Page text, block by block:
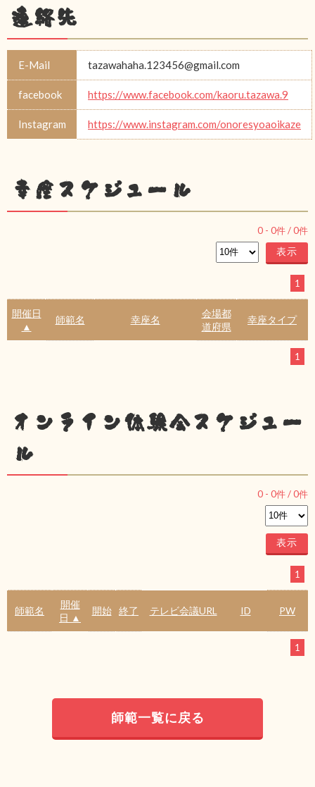
連絡先
E-Mail tazawahaha.123456@gmail.com
facebook https://www.facebook.com/kaoru.tazawa.9
Instagram https://www.instagram.com/onoresyoaoikaze
幸座スケジュール
0 - 0件 /0件
1
開催日
▲
師範名 幸座名
会場都
道府県
幸座タイプ
1
オンライン体験会スケジュー
ル
0 - 0件 /0件
1
師範名
開催
日 ▲
開始 終了 テレビ会議URL ID PW
1
師範一覧に戻る